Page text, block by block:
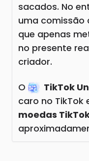
sacados. No
uma comissão
que apenas
no presente
criador.
O TikTok
caro no TikTok
moedas